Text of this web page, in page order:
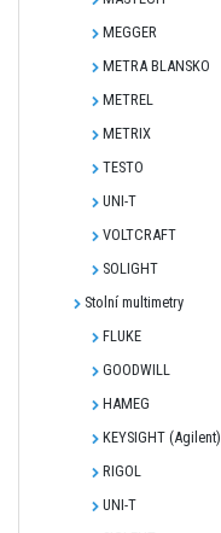
MEGGER
METRA BLANSKO
METREL
METRIX
TESTO
UNI-T
VOLTCRAFT
SOLIGHT
Stolní multimetry
FLUKE
GOODWILL
HAMEG
KEYSIGHT (Agilent)
RIGOL
UNI-T